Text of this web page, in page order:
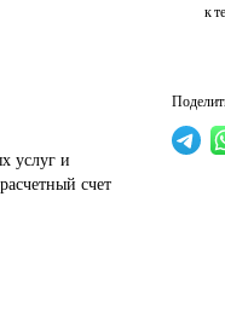
к
услуг и
счет